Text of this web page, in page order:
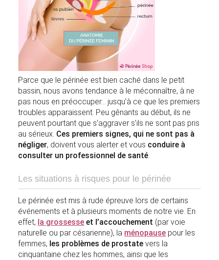
Parce que le périnée est bien caché dans le petit
bassin, nous avons tendance à le méconnaître, à ne
pas nous en préoccuper… jusqu’à ce que les premiers
troubles apparaissent. Peu gênants au début, ils ne
peuvent pourtant que s’aggraver s’ils ne sont pas pris
au sérieux. Ces premiers signes, qui ne sont pas à
négliger, doivent vous alerter et vous conduire à
consulter un professionnel de santé.
Les situations à risques pour le périnée
Le périnée est mis à rude épreuve lors de certains
événements et à plusieurs moments de notre vie. En
effet, la grossesse et l’accouchement (par voie
naturelle ou par césarienne), la ménopause pour les
femmes, les problèmes de prostate vers la
cinquantaine chez les hommes, ainsi que les